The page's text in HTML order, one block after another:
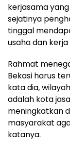
kerjasama
sejatinya
tinggal
usaha dan
Rahmat
Bekasi harus
kata dia,
adalah kota
meningkatkan
masyarakat
katanya.